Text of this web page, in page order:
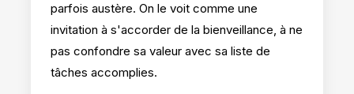
parfois austère. On le voit comme une
invitation à s'accorder de la bienveillance, à ne
pas confondre sa valeur avec sa liste de
tâches accomplies.